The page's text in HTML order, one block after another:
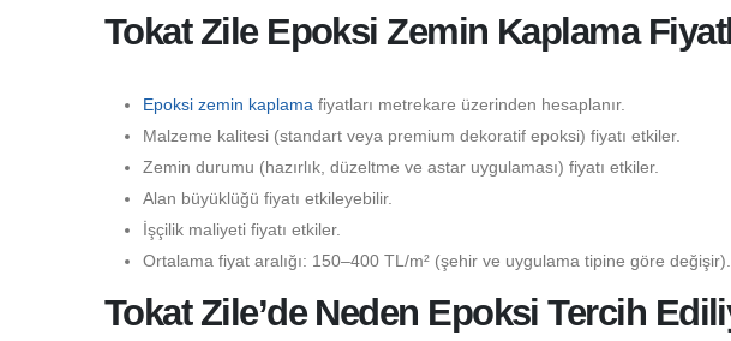
Tokat Zile Epoksi Zemin Kaplama
Epoksi zemin kaplama fiyatları metrekare üzerinden hesaplanır.
Malzeme kalitesi (standart veya premium dekoratif epoksi) fiyatı etkiler.
Zemin durumu (hazırlık, düzeltme ve astar uygulaması) fiyatı etkiler.
Alan büyüklüğü fiyatı etkileyebilir.
İşçilik maliyeti fiyatı etkiler.
Ortalama fiyat aralığı: 150–400 TL/m² (şehir ve uygulama tipine göre değişir).
Tokat Zile’de Neden Epoksi Tercih